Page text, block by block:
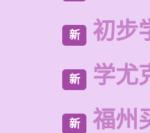
新 初步
新 学尤
新 福州